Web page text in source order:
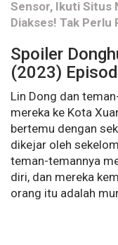
Sensor, Ikuti Situs
Diakses! Tak Perlu
Spoiler
(2023)
Lin Dong dan
mereka ke Kota
bertemu dengan
dikejar oleh
teman-temannya
diri, dan mereka
orang itu adalah